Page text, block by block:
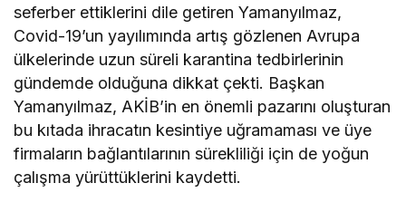
seferber ettiklerini dile getiren Yamanyılmaz,
Covid-19’un yayılımında artış gözlenen Avrupa
ülkelerinde uzun süreli karantina tedbirlerinin
gündemde olduğuna dikkat çekti. Başkan
Yamanyılmaz, AKİB’in en önemli pazarını oluşturan
bu kıtada ihracatın kesintiye uğramaması ve üye
firmaların bağlantılarının sürekliliği için de yoğun
çalışma yürüttüklerini kaydetti.